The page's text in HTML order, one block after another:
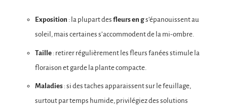
Exposition : la plupart des fleurs en gs’épanouissent au
soleil, mais certaines s’accommodent de la mi-ombre.
Taille : retirer régulièrement les fleurs fanées stimule la
floraison et garde la plante compacte.
Maladies : si des taches apparaissent sur le feuillage,
surtout par temps humide, privilégiez des solutions